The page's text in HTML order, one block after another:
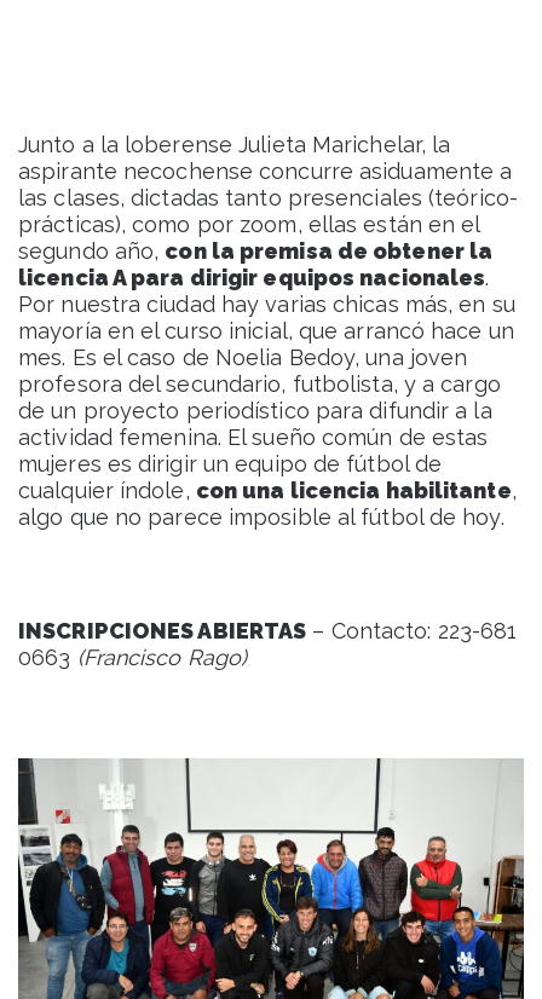
Junto a la loberense Julieta Marichelar, la
aspirante necochense concurre asiduamente a
las clases, dictadas tanto presenciales (teórico-
prácticas), como por zoom, ellas están en el
segundo año, con la premisa de obtener la
licencia A para dirigir equipos nacionales.
Por nuestra ciudad hay varias chicas más, en su
mayoría en el curso inicial, que arrancó hace un
mes. Es el caso de Noelia Bedoy, una joven
profesora del secundario, futbolista, y a cargo
de un proyecto periodístico para difundir a la
actividad femenina. El sueño común de estas
mujeres es dirigir un equipo de fútbol de
cualquier índole, con una licencia habilitante,
algo que no parece imposible al fútbol de hoy.
INSCRIPCIONES ABIERTAS – Contacto: 223-681
0663 (Francisco Rago)